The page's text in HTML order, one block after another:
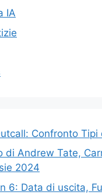
IA
Confronto Tipi
di Andrew Tate,
2024
6: Data di uscita,